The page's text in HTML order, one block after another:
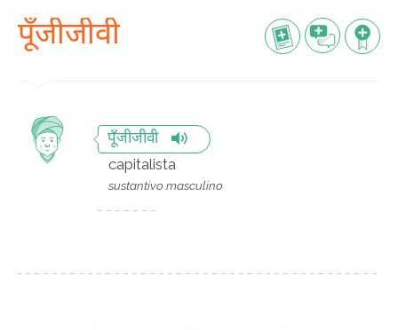
पूँजीजीवी
पूँजीजीवी
capitalista
sustantivo masculino